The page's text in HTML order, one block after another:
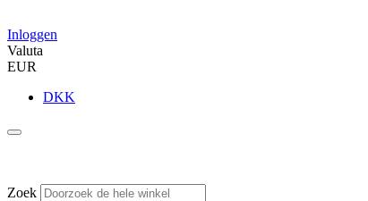
Inloggen
Valuta
EUR
DKK
Zoek